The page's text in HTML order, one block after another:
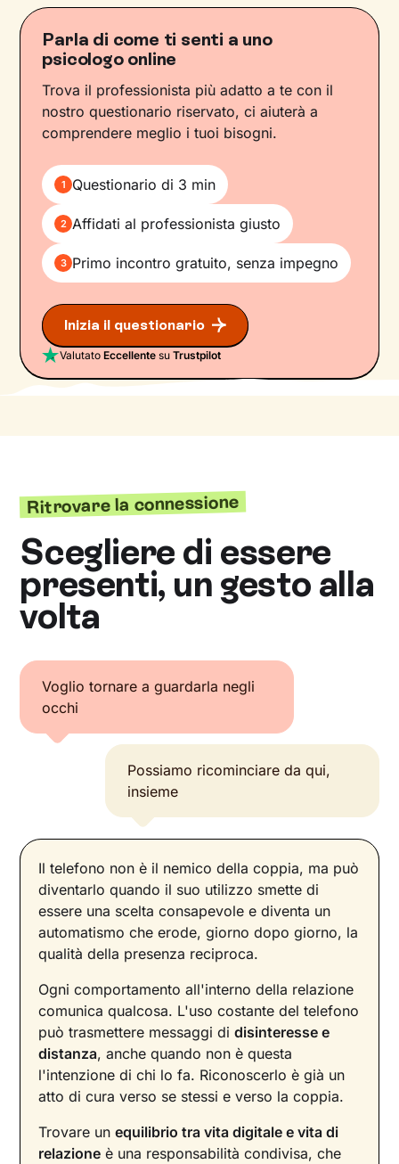
Parla di come ti senti a uno
psicologo online
Trova il professionista più adatto a te con il
nostro questionario riservato, ci aiuterà a
comprendere meglio i tuoi bisogni.
1 Questionario di 3 min
2 Affidati al professionista giusto
3 Primo incontro gratuito, senza impegno
Inizia il questionario
ValutatoEccellente suTrustpilot
Ritrovare la connessione
Scegliere di essere
presenti, un gesto alla
volta
Voglio tornare a guardarla negli
occhi
Possiamo ricominciare da qui,
insieme
Il telefono non è il nemico della coppia, ma può
diventarlo quando il suo utilizzo smette di
essere una scelta consapevole e diventa un
automatismo che erode, giorno dopo giorno, la
qualità della presenza reciproca.
Ogni comportamento all'interno della relazione
comunica qualcosa. L'uso costante del telefono
può trasmettere messaggi didisinteresse e
distanza, anche quando non è questa
l'intenzione di chi lo fa. Riconoscerlo è già un
atto di cura verso se stessi e verso la coppia.
Trovare unequilibrio tra vita digitale e vita di
relazione è una responsabilità condivisa, che